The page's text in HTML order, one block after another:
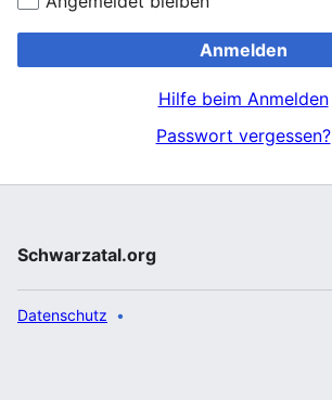
Anmelden
Hilfe beim Anmelden
Passwort vergessen?
Schwarzatal.org
Datenschutz